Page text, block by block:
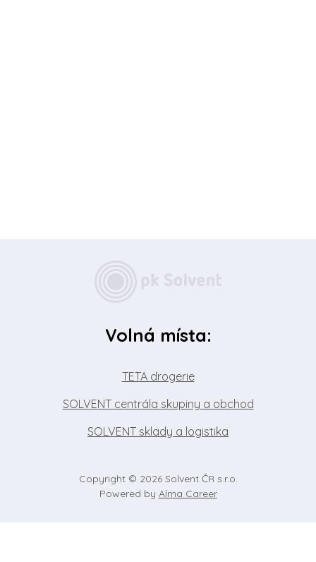
Volná místa:
TETA drogerie
SOLVENT centrála skupiny a obchod
SOLVENT sklady a logistika
Copyright © 2026 Solvent ČR s.r.o.
Powered by Alma Career